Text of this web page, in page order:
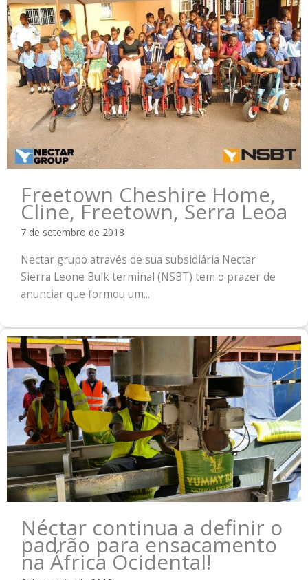
Freetown Cheshire Home,
Cline, Freetown, Serra Leoa
7 de setembro de 2018
Nectar grupo através de sua subsidiária Nectar
Sierra Leone Bulk terminal (NSBT) tem o prazer de
anunciar que formou um...
Néctar continua a definir o
padrão para ensacamento
na África Ocidental!